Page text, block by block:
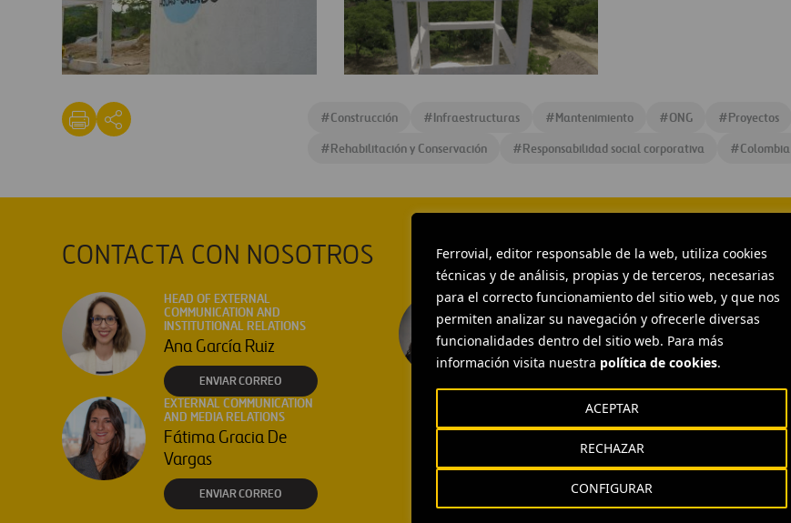
Ferrovial, editor responsable de la web, utiliza cookies
técnicas y de análisis, propias y de terceros, necesarias
para el correcto funcionamiento del sitio web, y que nos
permiten analizar su navegación y ofrecerle diversas
funcionalidades dentro del sitio web. Para más
información visita nuestra política de cookies.
CONFIGURAR
RECHAZAR
ACEPTAR
Salado
5
07
#Construcción #Infraestructuras #Mantenimiento #ONG #Proyectos
#Rehabilitación y Conservación #Responsabilidad social corporativa #Colombia
CONTACTA CON NOSOTROS
HEAD OF EXTERNAL
COMMUNICATION AND
INSTITUTIONAL RELATIONS
Ana García Ruiz
ENVIAR CORREO
EXTERNAL COMMUNICATION
AND MEDIA RELATIONS
Isabel Muñoz Torres
ENVIAR CORREO
EXTERNAL COMMUNICATION
AND MEDIA RELATIONS
Fátima Gracia De
Vargas
ENVIAR CORREO